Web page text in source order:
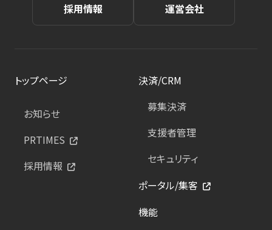
採用情報 運営会社
トップページ
お知らせ
PRTIMES
採用情報
決済/CRM
募集決済
支援者管理
セキュリティ
ポータル/集客
機能